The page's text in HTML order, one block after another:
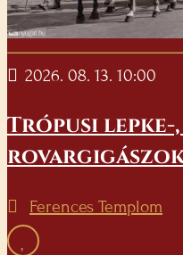
2026. 08. 13. 10:00
Trópusi lepke-,
Ferences Templom